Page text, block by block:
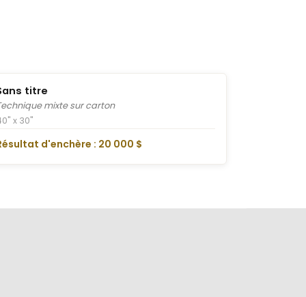
titre
mixte sur carton
x 30"
d'enchère : 20 000 $